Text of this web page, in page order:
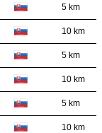
5 km
10 km
5 km
10 km
5 km
10 km